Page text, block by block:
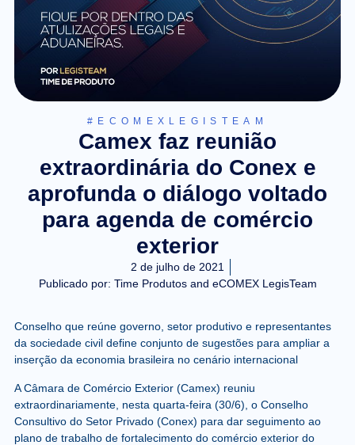
#ECOMEXLEGISTEAM
Camex faz reunião
extraordinária do Conex e
aprofunda o diálogo voltado
para agenda de comércio
exterior
2 de julho de 2021
Publicado por: Time Produtos and eCOMEX LegisTeam
Conselho que reúne governo, setor produtivo e representantes
da sociedade civil define conjunto de sugestões para ampliar a
inserção da economia brasileira no cenário internacional
A Câmara de Comércio Exterior (Camex) reuniu
extraordinariamente, nesta quarta-feira (30/6), o Conselho
Consultivo do Setor Privado (Conex) para dar seguimento ao
plano de trabalho de fortalecimento do comércio exterior do